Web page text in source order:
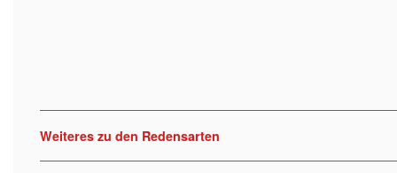
Weiteres zu den Redensarten